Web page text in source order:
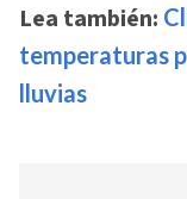
Lea también:
temperaturas
lluvias